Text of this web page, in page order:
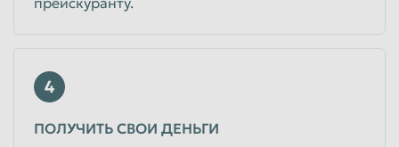
4
ПОЛУЧИТЬ СВОИ ДЕНЬГИ